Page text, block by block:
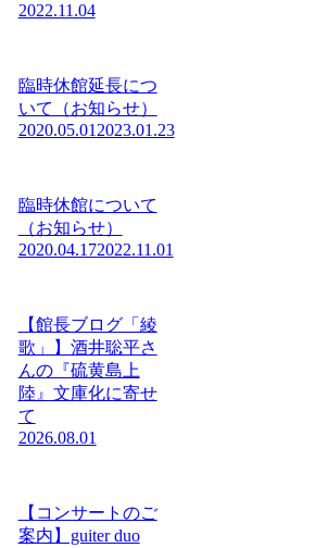
2022.11.04
臨時休館延長につ
いて（お知らせ）
2020.05.01 2023.01.23
臨時休館について
（お知らせ）
2020.04.172022.11.01
【館長ブログ「綾
歌」】酒井聡平さ
んの『硫黄島上
陸』文庫化に寄せ
て
2026.08.01
【コンサートのご
案内】guiter duo